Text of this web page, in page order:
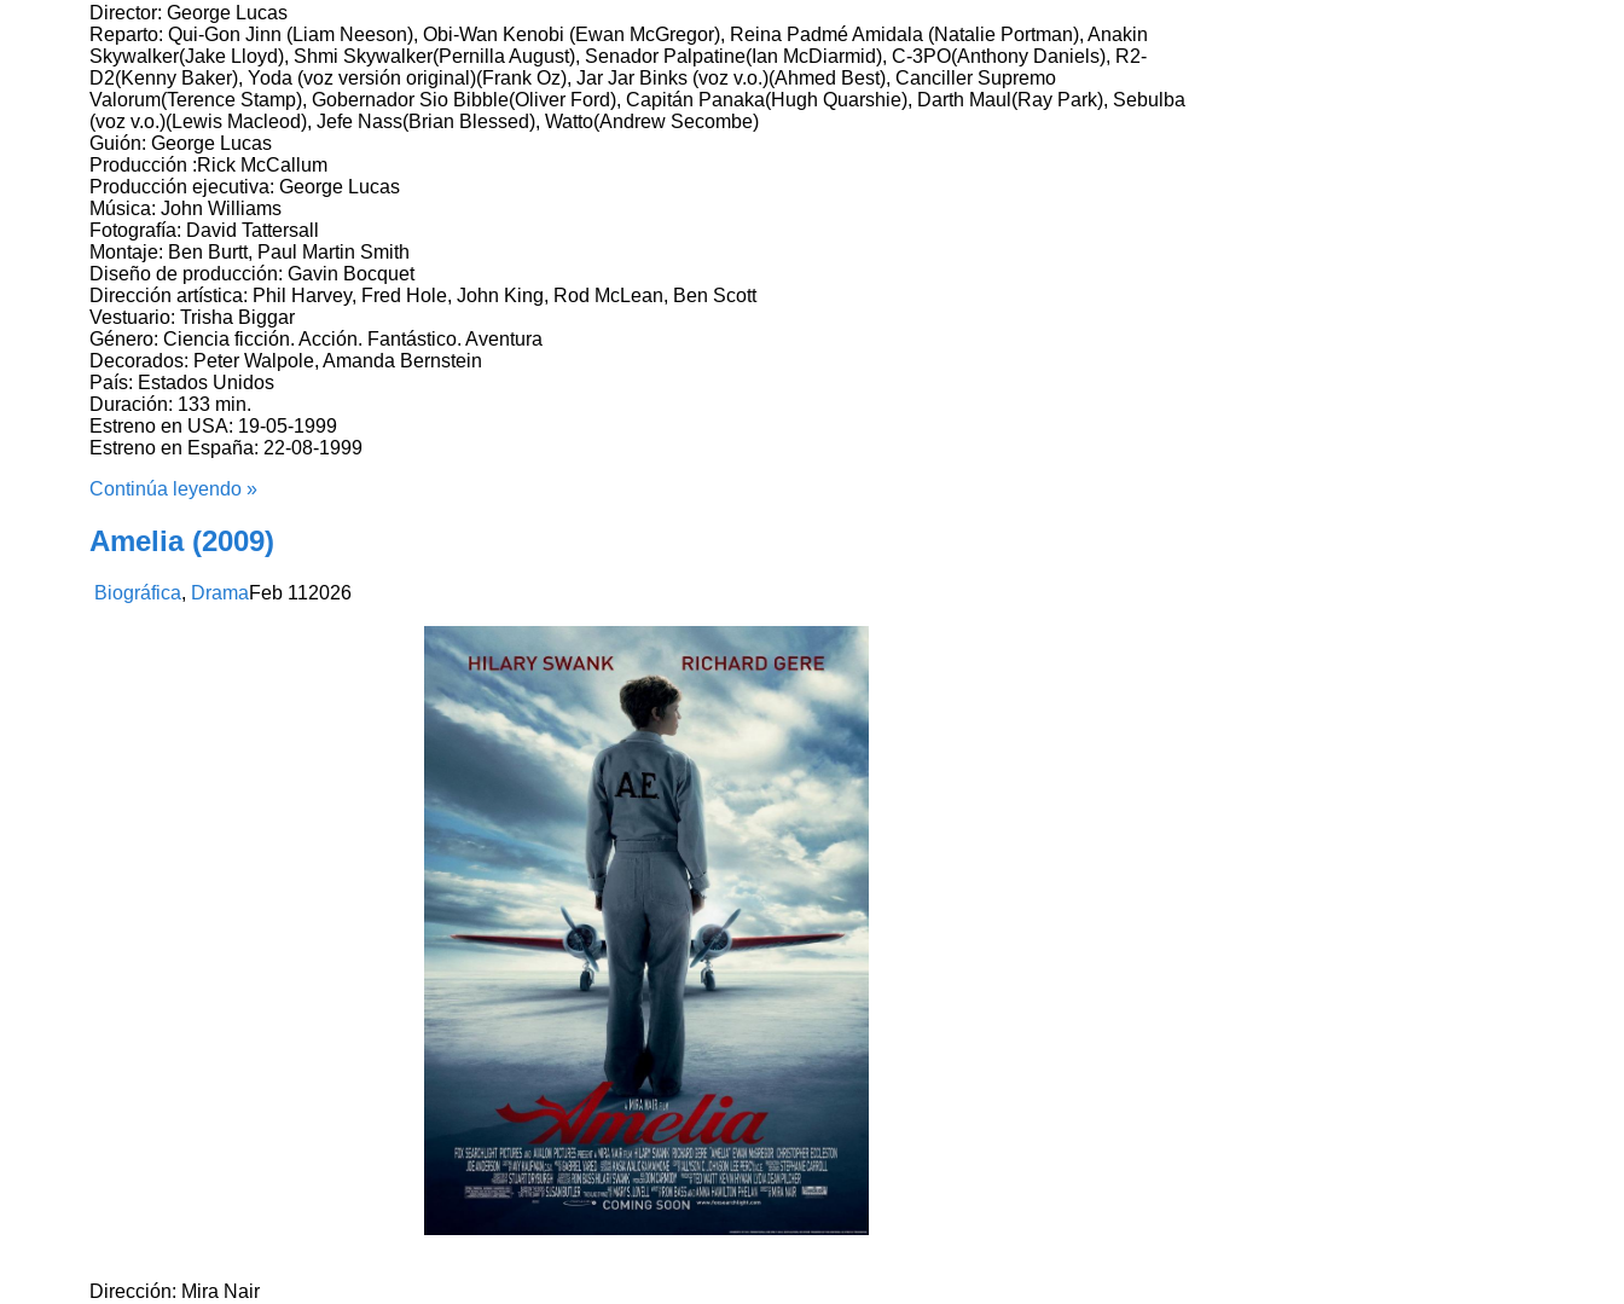
Director: George Lucas
Reparto: Qui-Gon Jinn (Liam Neeson), Obi-Wan Kenobi (Ewan McGregor), Reina Padmé Amidala (Natalie Portman), Anakin
Skywalker(Jake Lloyd), Shmi Skywalker(Pernilla August), Senador Palpatine(Ian McDiarmid), C-3PO(Anthony Daniels), R2-
D2(Kenny Baker), Yoda (voz versión original)(Frank Oz), Jar Jar Binks (voz v.o.)(Ahmed Best), Canciller Supremo
Valorum(Terence Stamp), Gobernador Sio Bibble(Oliver Ford), Capitán Panaka(Hugh Quarshie), Darth Maul(Ray Park), Sebulba
(voz v.o.)(Lewis Macleod), Jefe Nass(Brian Blessed), Watto(Andrew Secombe)
Guión: George Lucas
Producción :Rick McCallum
Producción ejecutiva: George Lucas
Música: John Williams
Fotografía: David Tattersall
Montaje: Ben Burtt, Paul Martin Smith
Diseño de producción: Gavin Bocquet
Dirección artística: Phil Harvey, Fred Hole, John King, Rod McLean, Ben Scott
Vestuario: Trisha Biggar
Género: Ciencia ficción. Acción. Fantástico. Aventura
Decorados: Peter Walpole, Amanda Bernstein
País: Estados Unidos
Duración: 133 min.
Estreno en USA: 19-05-1999
Estreno en España: 22-08-1999
Continúa leyendo »
Amelia (2009)
Biográfica, DramaFeb 112026
Dirección: Mira Nair